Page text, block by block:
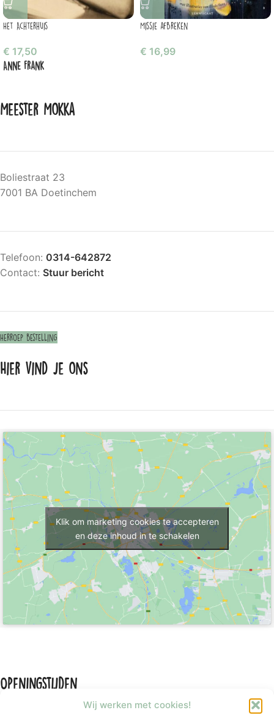
Wij werken met cookies!
Het Achterhuis
€ 17,50
Anne Frank
Missie afbreken
€ 16,99
Meester Mokka
Boliestraat 23
7001 BA Doetinchem
Telefoon: 0314-642872
Contact: Stuur bericht
Herroep bestelling
Hier vind je ons
Klik om marketing cookies te accepteren
en deze inhoud in te schakelen
Openingstijden